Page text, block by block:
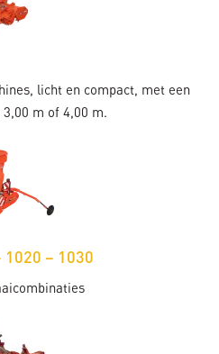
licht en compact, met een
m of 4,00 m.
1020 – 1030